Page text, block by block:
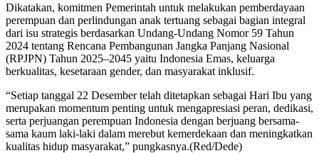
Dikatakan, komitmen Pemerintah untuk melakukan pemberdayaan
perempuan dan perlindungan anak tertuang sebagai bagian integral
dari isu strategis berdasarkan Undang-Undang Nomor 59 Tahun
2024 tentang Rencana Pembangunan Jangka Panjang Nasional
(RPJPN) Tahun 2025–2045 yaitu Indonesia Emas, keluarga
berkualitas, kesetaraan gender, dan masyarakat inklusif.
“Setiap tanggal 22 Desember telah ditetapkan sebagai Hari Ibu yang
merupakan momentum penting untuk mengapresiasi peran, dedikasi,
serta perjuangan perempuan Indonesia dengan berjuang bersama-
sama kaum laki-laki dalam merebut kemerdekaan dan meningkatkan
kualitas hidup masyarakat,” pungkasnya.(Red/Dede)